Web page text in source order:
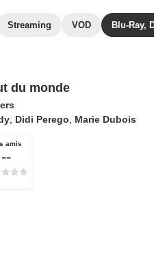
Streaming VOD Blu-Ray,
du monde
, Didi Perego Marie Dubois
amis
--